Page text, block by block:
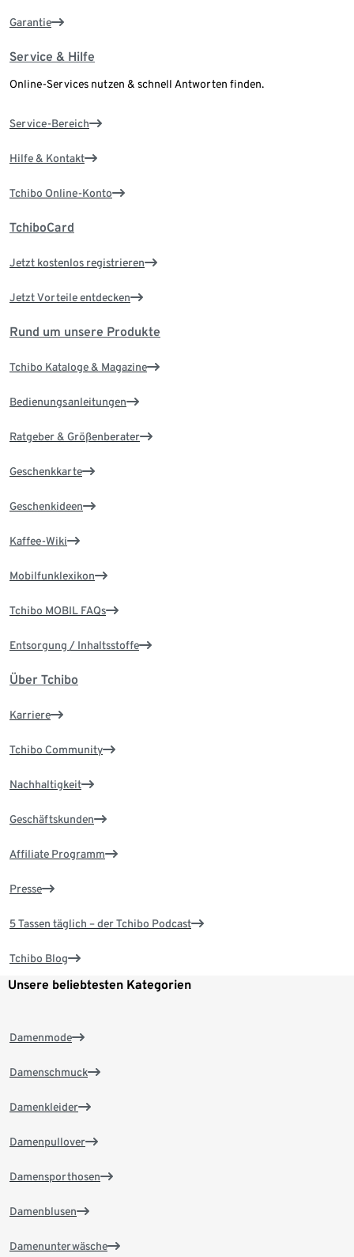
Garantie
Service & Hilfe
Online-Services nutzen & schnell Antworten finden.
Service-Bereich
Hilfe & Kontakt
Tchibo Online-Konto
TchiboCard
Jetzt kostenlos registrieren
Jetzt Vorteile entdecken
Rund um unsere Produkte
Tchibo Kataloge & Magazine
Bedienungsanleitungen
Ratgeber & Größenberater
Geschenkkarte
Geschenkideen
Kaffee-Wiki
Mobilfunklexikon
Tchibo MOBIL FAQs
Entsorgung / Inhaltsstoffe
Über Tchibo
Karriere
Tchibo Community
Nachhaltigkeit
Geschäftskunden
Affiliate Programm
Presse
5 Tassen täglich – der Tchibo Podcast
Tchibo Blog
Unsere beliebtesten Kategorien
Damenmode
Damenschmuck
Damenkleider
Damenpullover
Damensporthosen
Damenblusen
Damenunterwäsche